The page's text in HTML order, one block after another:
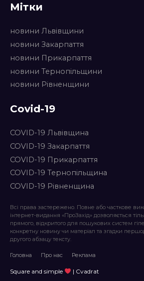
Мітки
новини Львівщини
новини Закарпаття
новини Прикарпаття
новини Тернопільщини
новини Рівненщини
Covid-19
COVID-19 Львівщина
COVID-19 Закарпаття
COVID-19 Прикарпаття
COVID-19 Тернопільщина
COVID-19 Рівненщина
Всі права застережено. Повне або часткове
інтернет-видання «ПроЗахід» дозволяється
прямого, відкритого для пошукових систем
конкретну новину чи матеріал та згадки
другого абзацу тексту.
Головна Про нас Реклама
Square and simple | Cvadrat